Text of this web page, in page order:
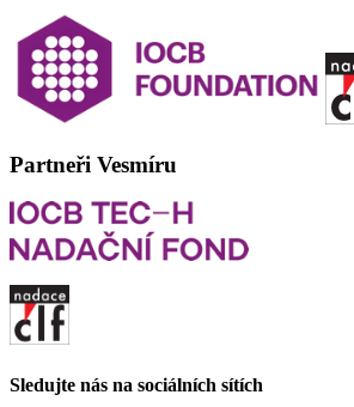
Partneři Vesmíru
Sledujte nás na sociálních sítích